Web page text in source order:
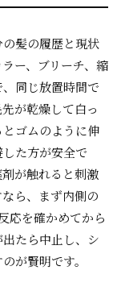
髪の履歴と現状
ー、ブリーチ、縮
、同じ放置時間で
が乾燥して白っ
ゴムのように伸
た方が安全で
が触れると刺激
ら、まず内側の
応を確かめてから
たら中止し、シ
が賢明です。